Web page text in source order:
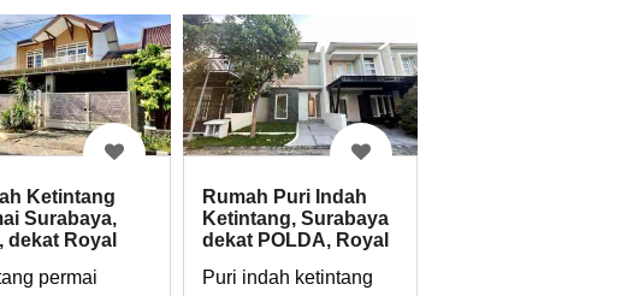
Ketintang
Surabaya,
dekat Royal
permai
Rumah Puri Indah
Ketintang, Surabaya
dekat POLDA, Royal
Puri indah ketintang